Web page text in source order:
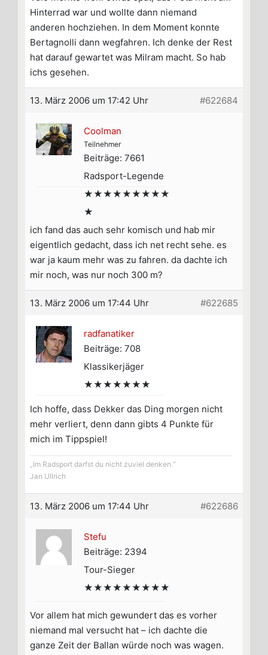
Hinterrad war und wollte dann niemand
anderen hochziehen. In dem Moment konnte
Bertagnolli dann wegfahren. Ich denke der Rest
hat darauf gewartet was Milram macht. So hab
ichs gesehen.
13. März 2006 um 17:42 Uhr #622684
Coolman
Teilnehmer
Beiträge: 7661
Radsport-Legende
★★★★★★★★★
★
ich fand das auch sehr komisch und hab mir
eigentlich gedacht, dass ich net recht sehe. es
war ja kaum mehr was zu fahren. da dachte ich
mir noch, was nur noch 300 m?
13. März 2006 um 17:44 Uhr #622685
radfanatiker
Beiträge: 708
Klassikerjäger
★★★★★★★
Ich hoffe, dass Dekker das Ding morgen nicht
mehr verliert, denn dann gibts 4 Punkte für
mich im Tippspiel!
„Im Radsport darfst du nicht zuviel denken.“
Jan Ullrich
13. März 2006 um 17:44 Uhr #622686
Stefu
Beiträge: 2394
Tour-Sieger
★★★★★★★★★
Vor allem hat mich gewundert das es vorher
niemand mal versucht hat – ich dachte die
ganze Zeit der Ballan würde noch was wagen.